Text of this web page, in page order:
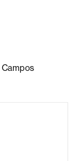
Campos